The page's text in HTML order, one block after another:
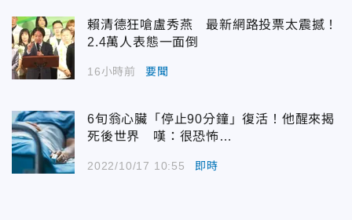
賴清德狂嗆盧秀燕 最新網路投票太震撼！
2.4萬人表態一面倒
16小時前 要聞
6旬翁心臟「停止90分鐘」復活！他醒來揭
死後世界 嘆：很恐怖…
2022/10/17 10:55 即時